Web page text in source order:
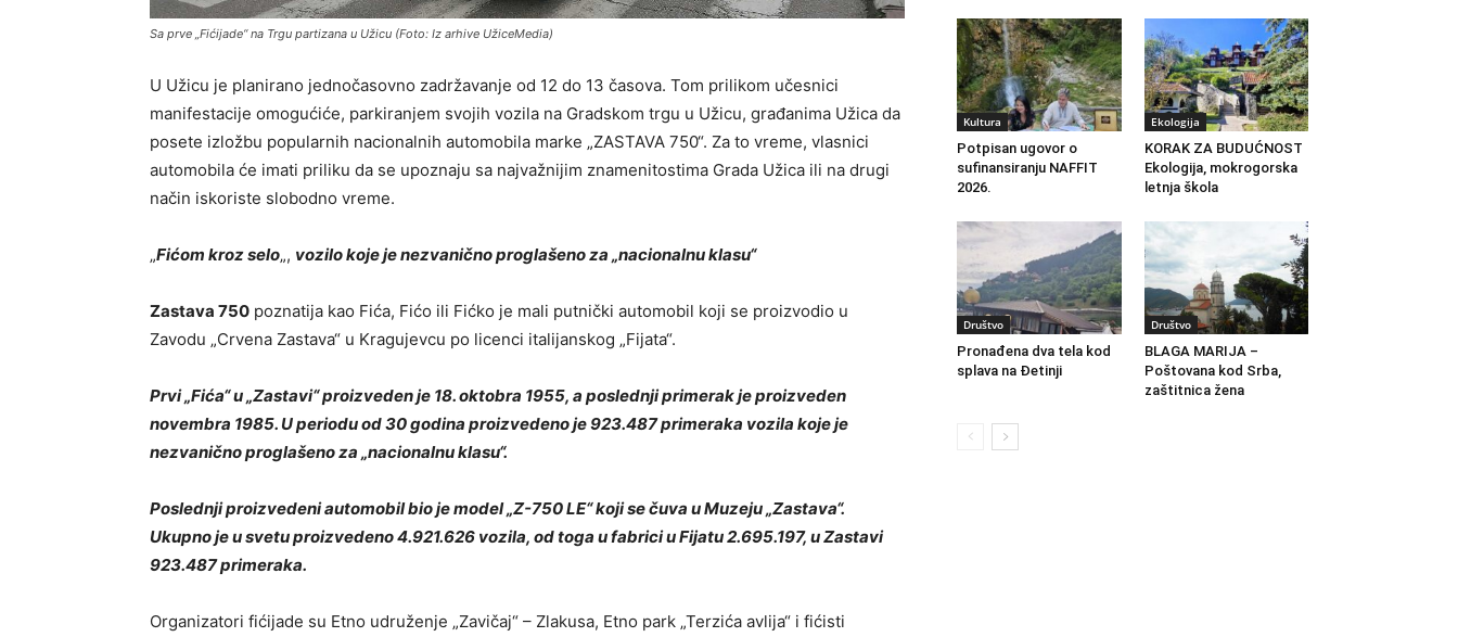
Sa prve „Fićijade“ na Trgu partizana u Užicu (Foto: Iz arhive UžiceMedia)
U Užicu je planirano jednočasovno zadržavanje od 12 do 13 časova. Tom prilikom učesnici
manifestacije omogućiće, parkiranjem svojih vozila na Gradskom trgu u Užicu, građanima Užica da
posete izložbu popularnih nacionalnih automobila marke „ZASTAVA 750“. Za to vreme, vlasnici
automobila će imati priliku da se upoznaju sa najvažnijim znamenitostima Grada Užica ili na drugi
način iskoriste slobodno vreme.
„Fićom kroz selo„, vozilo koje je nezvanično proglašeno za „nacionalnu klasu“
Zastava 750 poznatija kao Fića, Fićo ili Fićko je mali putnički automobil koji se proizvodio u
Zavodu „Crvena Zastava“ u Kragujevcu po licenci italijanskog „Fijata“.
Prvi „Fića“ u „Zastavi“ proizveden je 18. oktobra 1955, a poslednji primerak je proizveden
novembra 1985. U periodu od 30 godina proizvedeno je 923.487 primeraka vozila koje je
nezvanično proglašeno za „nacionalnu klasu“.
Poslednji proizvedeni automobil bio je model „Z-750 LE“ koji se čuva u Muzeju „Zastava“.
Ukupno je u svetu proizvedeno 4.921.626 vozila, od toga u fabrici u Fijatu 2.695.197, u Zastavi
923.487 primeraka.
Organizatori fićijade su Etno udruženje „Zavičaj“ – Zlakusa, Etno park „Terzića avlija“ i fićisti
Kultura
Potpisan ugovor o
sufinansiranju NAFFIT
2026.
Ekologija
KORAK ZA BUDUĆNOST
Ekologija, mokrogorska
letnja škola
Društvo
Pronađena dva tela kod
splava na Đetinji
Društvo
BLAGA MARIJA –
Poštovana kod Srba,
zaštitnica žena